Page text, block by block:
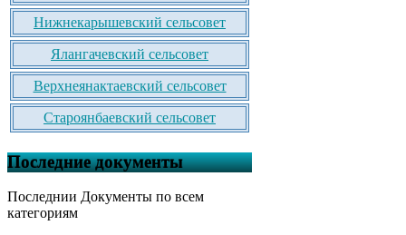
Нижнекарышевский сельсовет
Ялангачевский сельсовет
Верхнеянактаевский сельсовет
Староянбаевский сельсовет
Последние документы
Последнии Документы по всем
категориям